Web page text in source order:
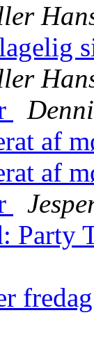
af
af
Party